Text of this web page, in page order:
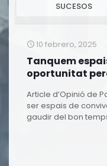
SUCESOS
10 febrero, 2025
Tanquem
oportunitat
Article d’Opinió de
ser espais de
gaudir del bon